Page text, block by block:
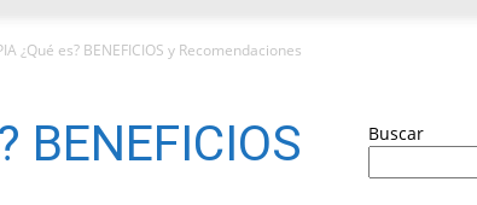
¿Qué es? BENEFICIOS y Recomendaciones
BENEFICIOS
Buscar